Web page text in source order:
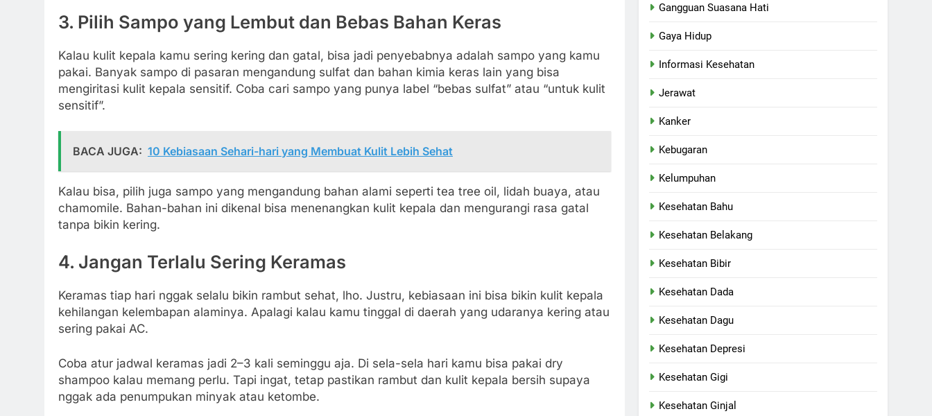
3. Pilih Sampo yang Lembut dan Bebas Bahan Keras
Kalau kulit kepala kamu sering kering dan gatal, bisa jadi penyebabnya adalah sampo yang kamu
pakai. Banyak sampo di pasaran mengandung sulfat dan bahan kimia keras lain yang bisa
mengiritasi kulit kepala sensitif. Coba cari sampo yang punya label “bebas sulfat” atau “untuk kulit
sensitif”.
BACA JUGA: 10 Kebiasaan Sehari-hari yang Membuat Kulit Lebih Sehat
Kalau bisa, pilih juga sampo yang mengandung bahan alami seperti tea tree oil, lidah buaya, atau
chamomile. Bahan-bahan ini dikenal bisa menenangkan kulit kepala dan mengurangi rasa gatal
tanpa bikin kering.
4. Jangan Terlalu Sering Keramas
Keramas tiap hari nggak selalu bikin rambut sehat, lho. Justru, kebiasaan ini bisa bikin kulit kepala
kehilangan kelembapan alaminya. Apalagi kalau kamu tinggal di daerah yang udaranya kering atau
sering pakai AC.
Coba atur jadwal keramas jadi 2–3 kali seminggu aja. Di sela-sela hari kamu bisa pakai dry
shampoo kalau memang perlu. Tapi ingat, tetap pastikan rambut dan kulit kepala bersih supaya
nggak ada penumpukan minyak atau ketombe.
Gangguan Suasana Hati
Gaya Hidup
Informasi Kesehatan
Jerawat
Kanker
Kebugaran
Kelumpuhan
Kesehatan Bahu
Kesehatan Belakang
Kesehatan Bibir
Kesehatan Dada
Kesehatan Dagu
Kesehatan Depresi
Kesehatan Gigi
Kesehatan Ginjal